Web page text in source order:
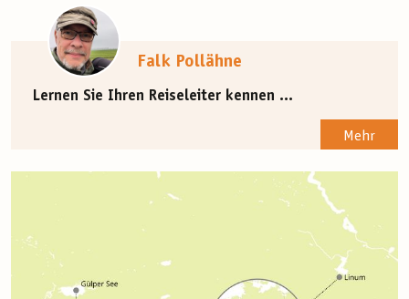
Falk Pollähne
Lernen Sie Ihren Reiseleiter kennen ...
Mehr